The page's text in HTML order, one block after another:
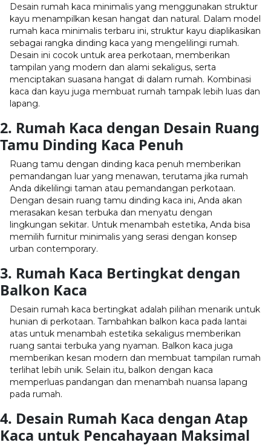
Desain rumah kaca minimalis yang menggunakan struktur
kayu menampilkan kesan hangat dan natural. Dalam model
rumah kaca minimalis terbaru ini, struktur kayu diaplikasikan
sebagai rangka dinding kaca yang mengelilingi rumah.
Desain ini cocok untuk area perkotaan, memberikan
tampilan yang modern dan alami sekaligus, serta
menciptakan suasana hangat di dalam rumah. Kombinasi
kaca dan kayu juga membuat rumah tampak lebih luas dan
lapang.
2. Rumah Kaca dengan Desain Ruang
Tamu Dinding Kaca Penuh
Ruang tamu dengan dinding kaca penuh memberikan
pemandangan luar yang menawan, terutama jika rumah
Anda dikelilingi taman atau pemandangan perkotaan.
Dengan desain ruang tamu dinding kaca ini, Anda akan
merasakan kesan terbuka dan menyatu dengan
lingkungan sekitar. Untuk menambah estetika, Anda bisa
memilih furnitur minimalis yang serasi dengan konsep
urban contemporary.
3. Rumah Kaca Bertingkat dengan
Balkon Kaca
Desain rumah kaca bertingkat adalah pilihan menarik untuk
hunian di perkotaan. Tambahkan balkon kaca pada lantai
atas untuk menambah estetika sekaligus memberikan
ruang santai terbuka yang nyaman. Balkon kaca juga
memberikan kesan modern dan membuat tampilan rumah
terlihat lebih unik. Selain itu, balkon dengan kaca
memperluas pandangan dan menambah nuansa lapang
pada rumah.
4. Desain Rumah Kaca dengan Atap
Kaca untuk Pencahayaan Maksimal